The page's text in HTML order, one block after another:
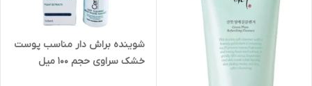
شوینده براش دار مناسب پوست
خشک سراوی حجم 100 میل